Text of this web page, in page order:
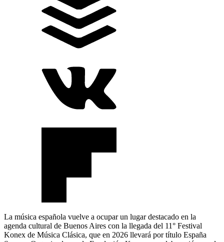
La música española vuelve a ocupar un lugar destacado en la
agenda cultural de Buenos Aires con la llegada del 11° Festival
Konex de Música Clásica, que en 2026 llevará por título España